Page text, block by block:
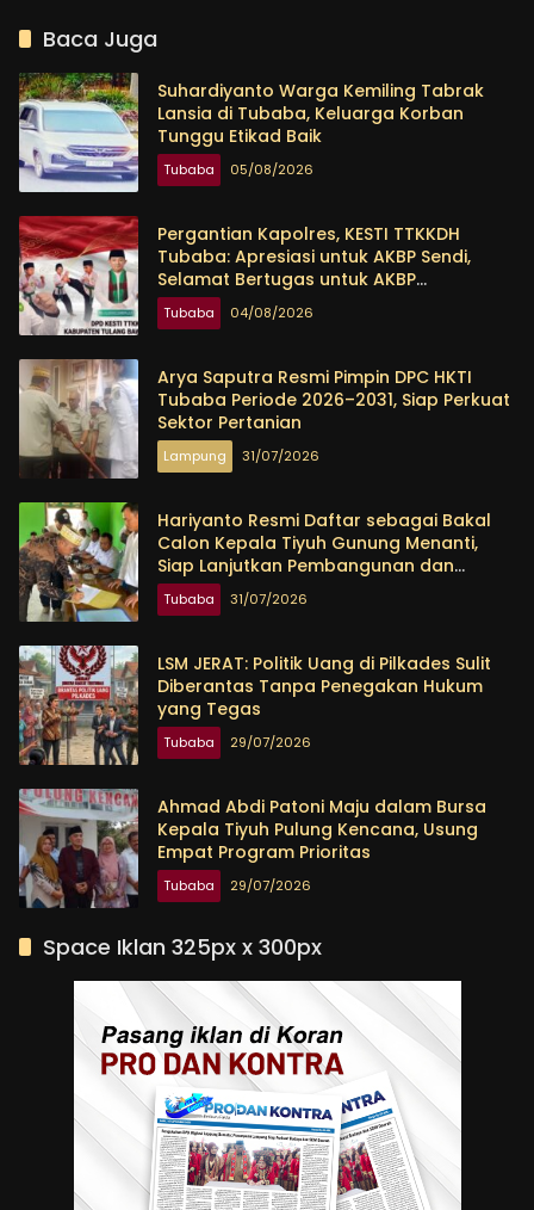
Baca Juga
Suhardiyanto Warga Kemiling Tabrak
Lansia di Tubaba, Keluarga Korban
Tunggu Etikad Baik
Tubaba 05/08/2026
Pergantian Kapolres, KESTI TTKKDH
Tubaba: Apresiasi untuk AKBP Sendi,
Selamat Bertugas untuk AKBP
Himmawan
Tubaba 04/08/2026
Arya Saputra Resmi Pimpin DPC HKTI
Tubaba Periode 2026–2031, Siap Perkuat
Sektor Pertanian
Lampung 31/07/2026
Hariyanto Resmi Daftar sebagai Bakal
Calon Kepala Tiyuh Gunung Menanti,
Siap Lanjutkan Pembangunan dan
Tingkatkan Kesejahteraan Warga
Tubaba 31/07/2026
LSM JERAT: Politik Uang di Pilkades Sulit
Diberantas Tanpa Penegakan Hukum
yang Tegas
Tubaba 29/07/2026
Ahmad Abdi Patoni Maju dalam Bursa
Kepala Tiyuh Pulung Kencana, Usung
Empat Program Prioritas
Tubaba 29/07/2026
Space Iklan 325px x 300px